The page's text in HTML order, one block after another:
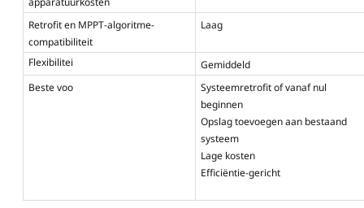
Retrofit en MPPT-algoritme-
compatibiliteit
Laag
Flexibilitei
Gemiddeld
Beste voo
Systeemretrofit of vanaf nul
beginnen
Opslag toevoegen aan bestaand
systeem
Lage kosten
Efficiëntie-gericht